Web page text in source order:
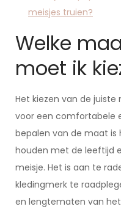
meisjes truien?
Welke
moet ik
Het kiezen van de
voor een comfortabele
bepalen van de maat is
houden met de leeftijd
meisje. Het is aan te
kledingmerk te
en lengtematen van